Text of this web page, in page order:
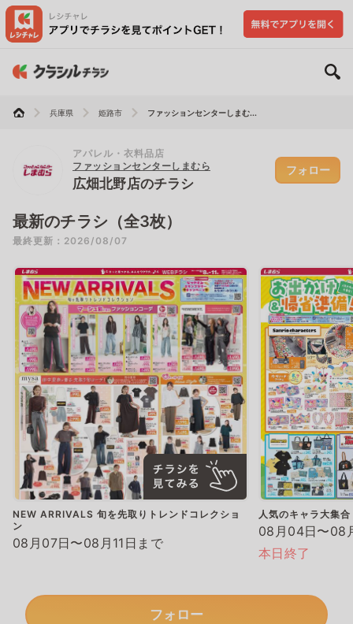
兵庫県 姫路市 ファッションセンターしまむ...
アパレル・衣料品店
ファッションセンターしまむら
広畑北野店のチラシ
フォロー
最新のチラシ（全3枚）
最終更新：2026/08/07
NEW ARRIVALS 旬を先取りトレンドコレクショ
ン
08月07日〜08月11日まで
人気のキャラ大集
08月04日〜08
本日終了
フォロー